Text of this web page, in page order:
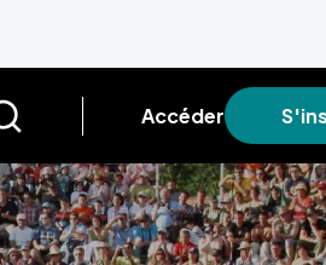
Accéder